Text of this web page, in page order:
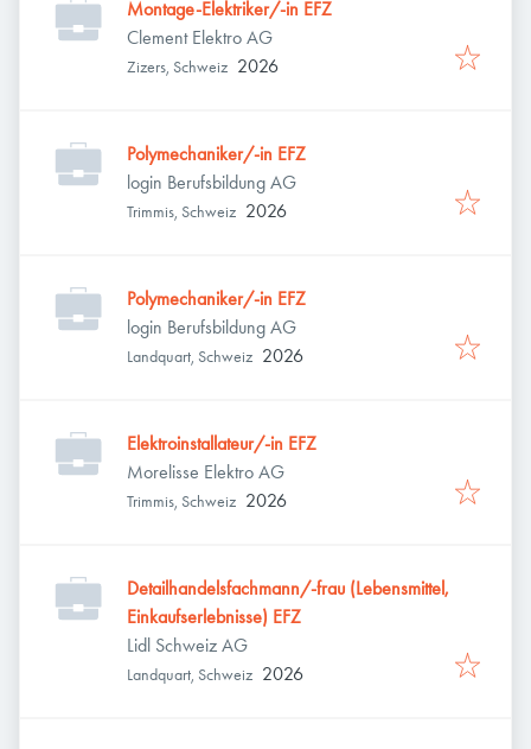
Montage-Elektriker/-in EFZ
Clement Elektro AG
Zizers, Schweiz 2026
Polymechaniker/-in EFZ
login Berufsbildung AG
Trimmis, Schweiz 2026
Polymechaniker/-in EFZ
login Berufsbildung AG
Landquart, Schweiz 2026
Elektroinstallateur/-in EFZ
Morelisse Elektro AG
Trimmis, Schweiz 2026
Detailhandelsfachmann/-frau (Lebensmittel,
Einkaufserlebnisse) EFZ
Lidl Schweiz AG
Landquart, Schweiz 2026